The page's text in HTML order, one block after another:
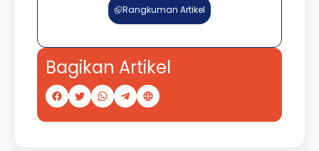
Rangkuman Artikel
Bagikan Artikel